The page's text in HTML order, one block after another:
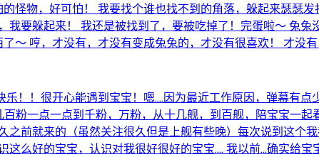
怪物，好可怕！ 我要找个谁也找不到的角落，躲起来瑟瑟
要躲起来！ 我还是被找到了，要被吃掉了！完蛋啦～ 兔
～ 哼，才没有，才没有变成兔兔的，才没有很喜欢！ 才没有
乐！！很开心能遇到宝宝！嗯....因为最近工作原因，弹幕有
粉一点一点到千粉，万粉，从十几舰，到百舰，陪宝宝一起
前就来的（虽然关注很久但是上舰有些晚）每次说到这个
么好的宝宝，认识对我很好很好的宝宝.... 我以前...确实给